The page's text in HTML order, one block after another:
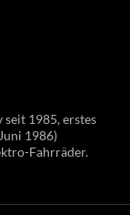
1985, erstes
1986)
Fahrräder.